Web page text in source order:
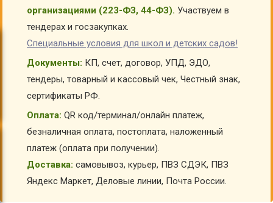
организациями (223-ФЗ, 44-ФЗ). Участвуем в
тендерах и госзакупках.
Специальные условия для школ и детских садов!
Документы: КП, счет, договор, УПД, ЭДО,
тендеры, товарный и кассовый чек, Честный знак,
сертификаты РФ.
Оплата: QR код/терминал/онлайн платеж,
безналичная оплата, постоплата, наложенный
платеж (оплата при получении).
Доставка: самовывоз, курьер, ПВЗ СДЭК, ПВЗ
Яндекс Маркет, Деловые линии, Почта России.